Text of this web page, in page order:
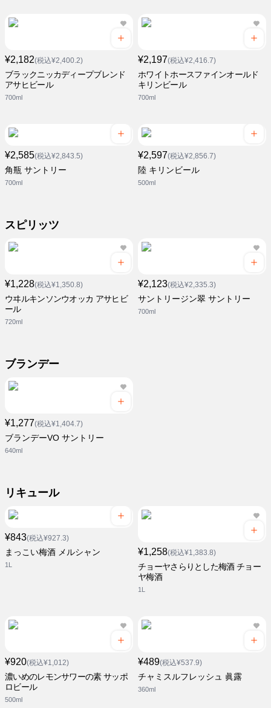
¥2,182(税込¥2,400.2)
ブラックニッカディープブレンド
アサヒビール
700ml
¥2,197(税込¥2,416.7)
ホワイトホースファインオールド
キリンビール
700ml
¥2,585(税込¥2,843.5)
角瓶 サントリー
700ml
¥2,597(税込¥2,856.7)
陸 キリンビール
500ml
スピリッツ
¥1,228(税込¥1,350.8)
ウヰルキンソンウオッカ アサヒビ
ール
720ml
¥2,123(税込¥2,335.3)
サントリージン翠 サントリー
700ml
ブランデー
¥1,277(税込¥1,404.7)
ブランデーVO サントリー
640ml
リキュール
¥843(税込¥927.3)
まっこい梅酒 メルシャン
1L
¥1,258(税込¥1,383.8)
チョーヤさらりとした梅酒 チョー
ヤ梅酒
1L
¥920(税込¥1,012)
濃いめのレモンサワーの素 サッポ
ロビール
500ml
¥489(税込¥537.9)
チャミスルフレッシュ 眞露
360ml